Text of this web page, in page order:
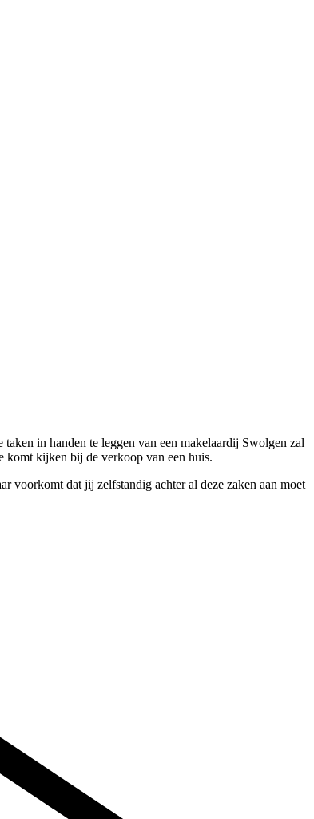
in handen te leggen van een makelaardij Swolgen zal
komt kijken bij de verkoop van een huis.
voorkomt dat jij zelfstandig achter al deze zaken aan moet